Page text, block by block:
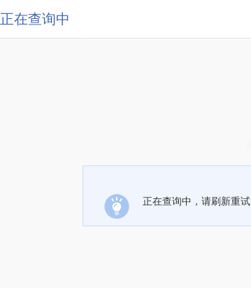
正在查询中
正在查询中，请刷新重试